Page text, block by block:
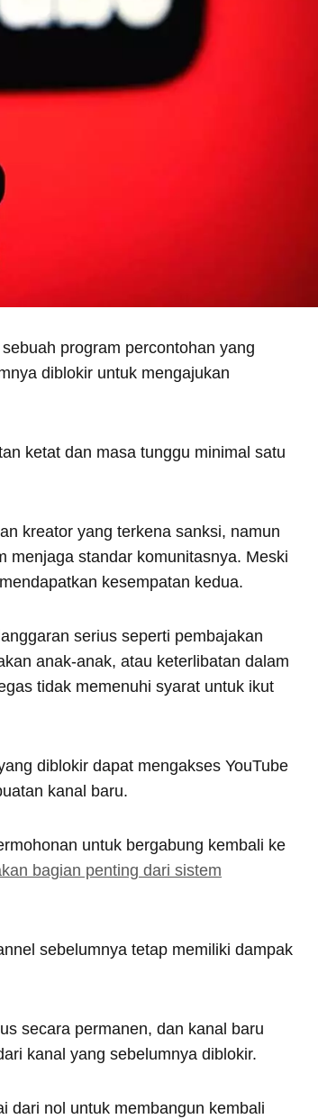
program percontohan yang
diblokir untuk mengajukan
ketat dan masa tunggu minimal satu
kreator yang terkena sanksi, namun
menjaga standar komunitasnya. Meski
kesempatan kedua.
serius seperti pembajakan
anak-anak, atau keterlibatan dalam
tidak memenuhi syarat untuk ikut
diblokir dapat mengakses YouTube
kanal baru.
untuk bergabung kembali ke
bagian penting dari sistem
sebelumnya tetap memiliki dampak
secara permanen, dan kanal baru
kanal yang sebelumnya diblokir.
dari nol untuk membangun kembali